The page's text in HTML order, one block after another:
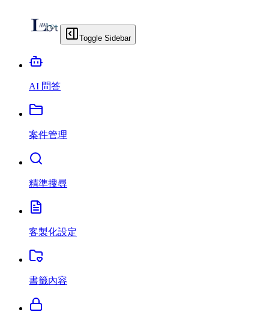
Toggle Sidebar
AI 問答
案件管理
精準搜尋
客製化設定
書籤內容